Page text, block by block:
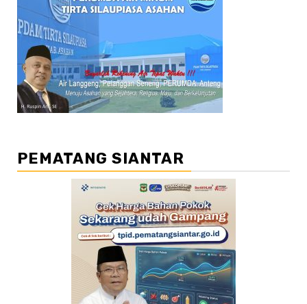
PEMATANG SIANTAR